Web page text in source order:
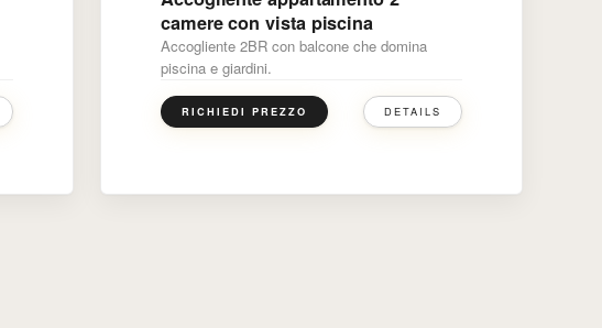
camere con vista piscina
Accogliente 2BR con balcone che domina
piscina e giardini.
RICHIEDI PREZZO DETAILS